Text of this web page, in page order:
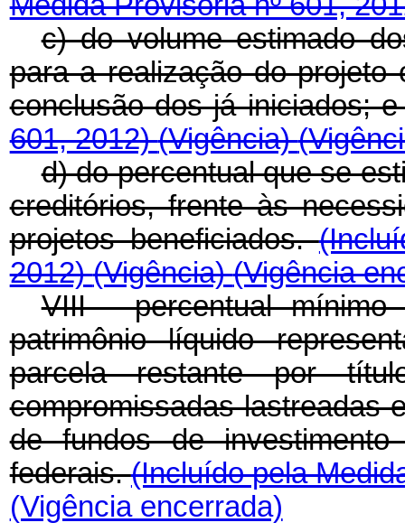
c) do volume estimado
para a realização do
conclusão dos já iniciados;
601, 2012)(Vigência)
d) do percentual que se
creditórios, frente às
projetos beneficiados.
2012)(Vigência)(Vigência
VIII - percentual
patrimônio líquido
parcela restante por
compromissadas lastreadas
de fundos de
federais.(Incluído pela
(Vigência encerrada)